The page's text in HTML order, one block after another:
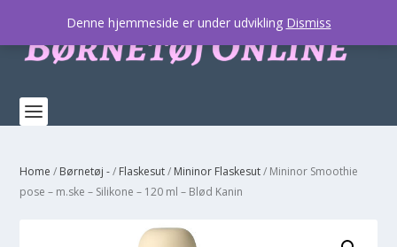
Home / Børnetøj -/ Flaskesut/ Mininor Flaskesut/ Mininor Smoothie
pose – m.ske – Silikone – 120 ml – Blød Kanin
Denne hjemmeside er under udvikling Dismiss